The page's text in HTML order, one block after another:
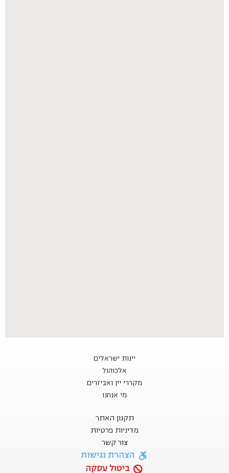
יינות ישראלים
אלכוהול
מקררי יין ואביזרים
מי אנחנו
תקנון האתר
מדיניות פרטיות
צור קשר
הצהרת נגישות
ביטול עסקה